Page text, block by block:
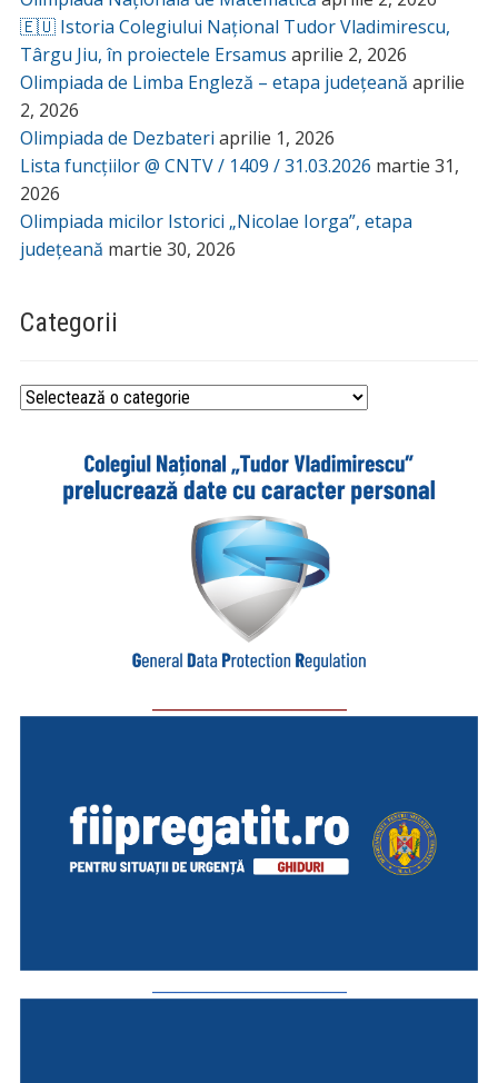
🇪🇺 Istoria Colegiului Național Tudor Vladimirescu,
Târgu Jiu, în proiectele Ersamus aprilie 2, 2026
Olimpiada de Limba Engleză – etapa județeană aprilie
2, 2026
Olimpiada de Dezbateri aprilie 1, 2026
Lista funcțiilor @ CNTV / 1409 / 31.03.2026 martie 31,
2026
Olimpiada micilor Istorici „Nicolae Iorga”, etapa
județeană martie 30, 2026
Categorii
Categorii